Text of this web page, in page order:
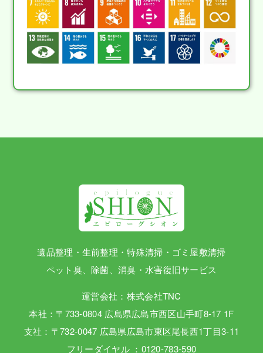
遺品整理・生前整理・特殊清掃・ゴミ屋敷清掃
ペット臭、除菌、消臭・水害復旧サービス
運営会社：株式会社TNC
本社：〒733-0804 広島県広島市西区山手町8-17 1F
支社：〒732-0047 広島県広島市東区尾長西1丁目3-11
フリーダイヤル ：0120-783-590